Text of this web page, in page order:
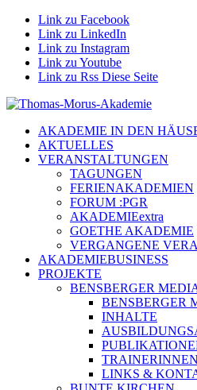
Link zu Facebook
Link zu LinkedIn
Link zu Instagram
Link zu Youtube
Link zu Rss Diese Seite
AKADEMIE IN DEN
AKTUELLES
VERANSTALTUNGEN
TAGUNGEN
FERIENAKADEMIEN
FORUM :PGR
AKADEMIEextra
GOETHE AKADEMIE
VERGANGENE
AKADEMIEBUSINESS
PROJEKTE
BENSBERGER
BENSBERGER
INHALTE
LINKS &